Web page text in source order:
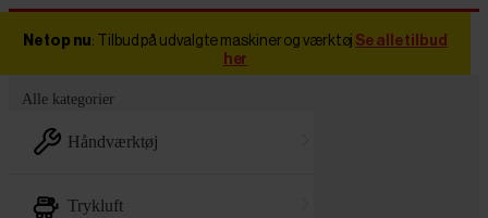
Netop nu: Tilbud på udvalgte maskiner og værktøj Se alle tilbud
her
Alle kategorier
håndværktøj
trykluft